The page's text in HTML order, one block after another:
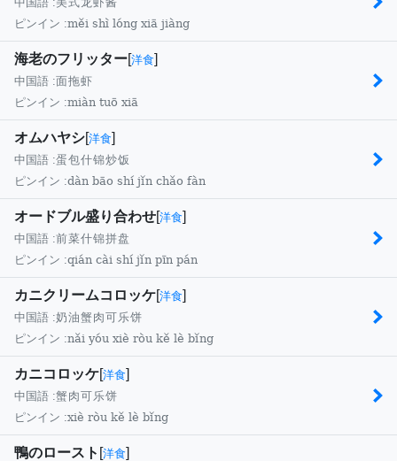
美式龙虾酱
ピンイン :měi shì lóng xiā jiàng
海老のフリッター[洋食]
中国語 :面拖虾
ピンイン :miàn tuō xiā
オムハヤシ[洋食]
中国語 :蛋包什锦炒饭
ピンイン :dàn bāo shí jǐn chǎo fàn
オードブル盛り合わせ[洋食]
中国語 :前菜什锦拼盘
ピンイン :qián cài shí jǐn pīn pán
カニクリームコロッケ[洋食]
中国語 :奶油蟹肉可乐饼
ピンイン :nǎi yóu xiè ròu kě lè bǐng
カニコロッケ[洋食]
中国語 :蟹肉可乐饼
ピンイン :xiè ròu kě lè bǐng
鴨のロースト [洋食]